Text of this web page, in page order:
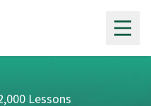
Lessons